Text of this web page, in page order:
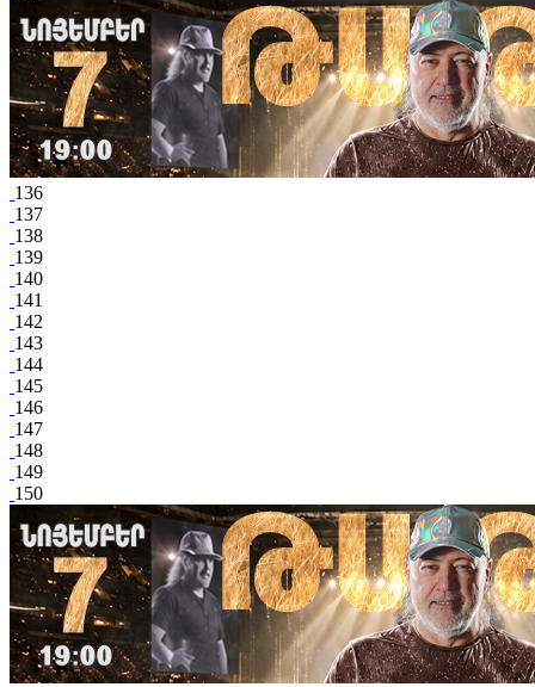
136
137
138
139
140
141
142
143
144
145
146
147
148
149
150